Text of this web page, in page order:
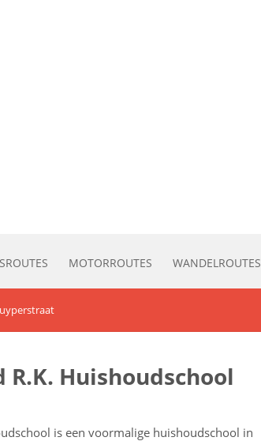
MOTORROUTES WANDELROUTES
Huishoudschool
is een voormalige huishoudschool in